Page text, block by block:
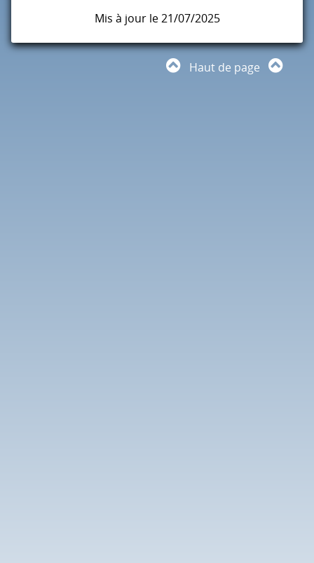
Mis à jour le 21/07/2025
Haut de page